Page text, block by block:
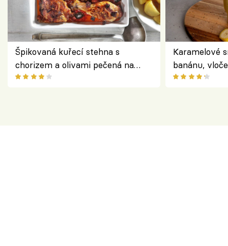
Špikovaná kuřecí stehna s
chorizem a olivami pečená na
letní zelenině – šťavnaté maso s
Karamelové
banánu,
snídaně do